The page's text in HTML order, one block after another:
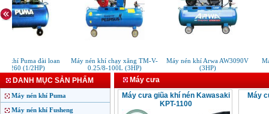
khí Puma đài loan
(1/2HP)
Máy nén khí chạy xăng TM-V-
0.25/8-100L (3HP)
Máy nén khí Arwa AW3090V
(3HP)
DANH MỤC SẢN PHẨM
Máy nén khí Puma
Máy nén khí Fusheng
Máy cưa
Máy cưa giũa khí nén Kawasaki
KPT-1100
Máy